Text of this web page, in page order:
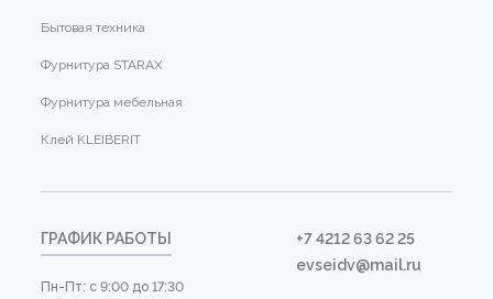
Бытовая техника
Фурнитура STARAX
Фурнитура мебельная
Клей KLEIBERIT
ГРАФИК РАБОТЫ
Пн-Пт: с 9:00 до 17:30
+7 4212 63 62 25
evseidv@mail.ru